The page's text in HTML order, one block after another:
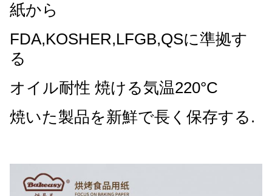
紙から
FDA,KOSHER,LFGB,QSに準拠す
る
オイル耐性 焼ける気温220°C
焼いた製品を新鮮で長く保存する.